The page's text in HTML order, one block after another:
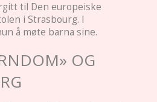
til Den europeiske
i Strasbourg. I
å møte barna sine.
OG